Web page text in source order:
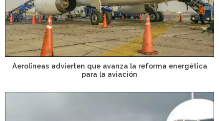
Aerolíneas advierten que avanza la reforma energética
para la aviación